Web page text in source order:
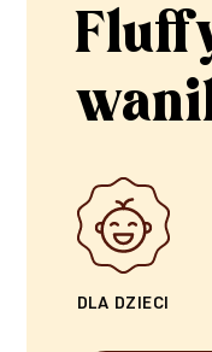
DLA DZIECI